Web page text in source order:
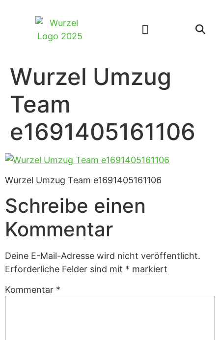
Wurzel Umzug
Team
e1691405161106
Wurzel Umzug Team e1691405161106
Schreibe einen
Kommentar
Deine E-Mail-Adresse wird nicht veröffentlicht.
Erforderliche Felder sind mit * markiert
Kommentar *